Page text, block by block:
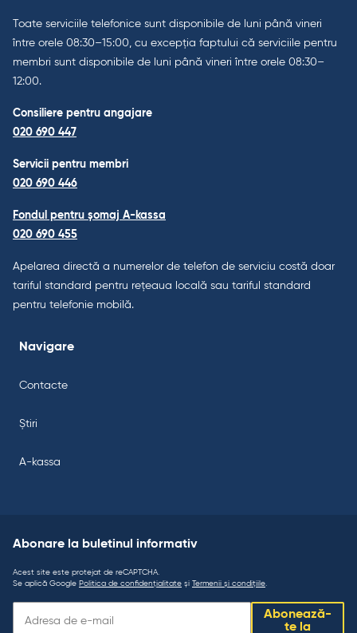
Toate serviciile telefonice sunt disponibile de luni până vineri
între orele 08:30–15:00, cu excepția faptului că serviciile pentru
membri sunt disponibile de luni până vineri între orele 08:30–
12:00.
Consiliere pentru angajare
020 690 447
Servicii pentru membri
020 690 446
Fondul pentru șomaj A-kassa
020 690 455
Apelarea directă a numerelor de telefon de serviciu costă doar
tariful standard pentru rețeaua locală sau tariful standard
pentru telefonie mobilă.
Navigare
Contacte
Știri
A-kassa
Abonare la buletinul informativ
Acest site este protejat de reCAPTCHA.
Se aplică Google Politica de confidențialitate și Termenii și condițiile.
Abonează-
te la